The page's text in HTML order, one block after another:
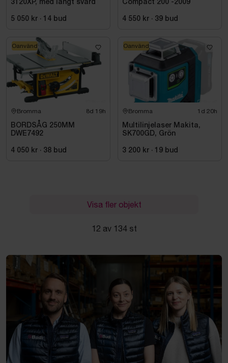
3120XP, med långt svärd
5 050 kr · 14 bud
Compact 200 -2009
4 550 kr · 39 bud
Bromma 8d 19h
BORDSÅG 250MM
DWE7492
4 050 kr · 38 bud
Oanvänd
Bromma 1d 20h
Multilinjelaser Makita,
SK700GD, Grön
3 200 kr · 19 bud
Oanvänd
Visa fler objekt
12 av 134 st